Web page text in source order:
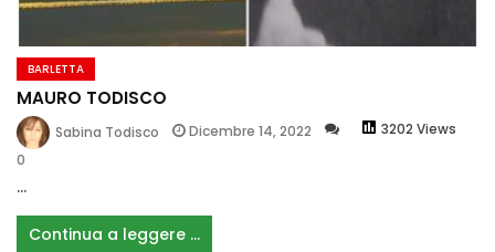
BARLETTA
MAURO TODISCO
Sabina Todisco Dicembre 14, 2022
3202 Views
0
...
Continua a leggere ...